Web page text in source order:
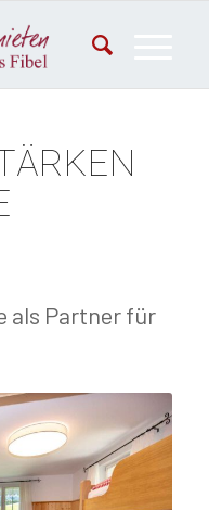
als Partner für